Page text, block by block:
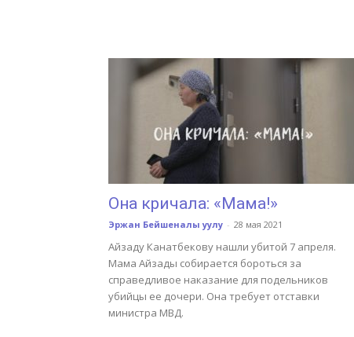
Она кричала: «Мама!»
Эржан Бейшеналы уулу - 28 мая 2021
Айзаду Канатбекову нашли убитой 7 апреля.
Мама Айзады собирается бороться за
справедливое наказание для подельников
убийцы ее дочери. Она требует отставки
министра МВД.